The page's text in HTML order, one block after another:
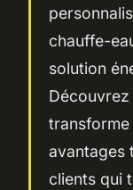
chauffe-
solution
transforme
avantages
clients qui